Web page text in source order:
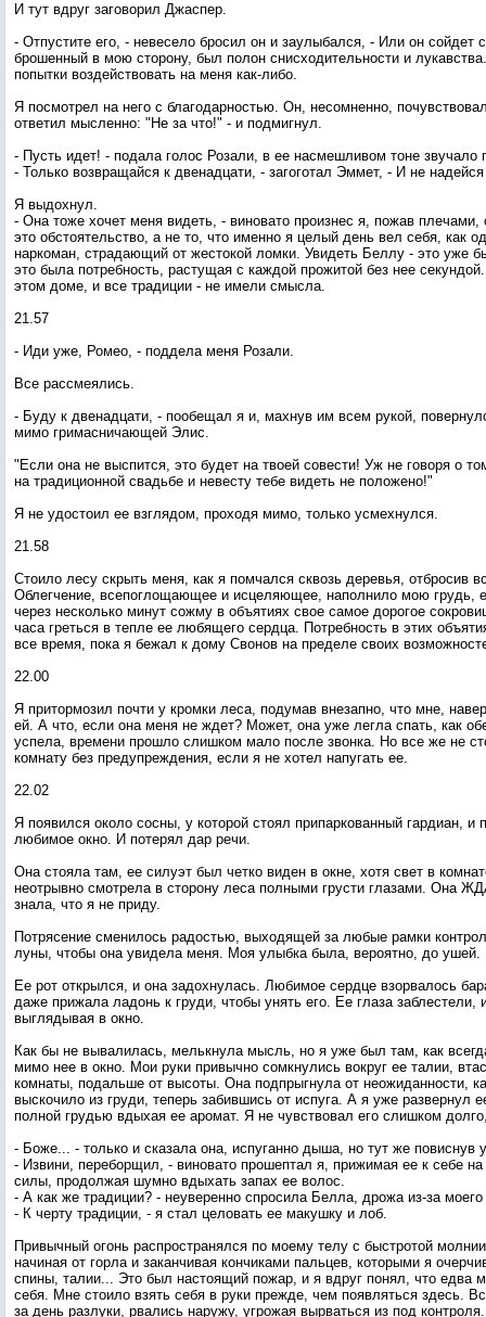
И тут вдруг заговорил Джаспер.
- Отпустите его, - невесело бросил он и заулыбался, - Или он сойдет
брошенный в мою сторону, был полон снисходительности и
попытки воздействовать на меня как-либо.
Я посмотрел на него с благодарностью. Он, несомненно,
ответил мысленно: "Не за что!" - и подмигнул.
- Пусть идет! - подала голос Розали, в ее насмешливом тоне звучало
- Только возвращайся к двенадцати, - загоготал Эммет, - И не надейся
Я выдохнул.
- Она тоже хочет меня видеть, - виновато произнес я, пожав
это обстоятельство, а не то, что именно я целый день вел себя, как
наркоман, страдающий от жестокой ломки. Увидеть Беллу - это уже
это была потребность, растущая с каждой прожитой без нее
этом доме, и все традиции - не имели смысла.
21.57
- Иди уже, Ромео, - поддела меня Розали.
Все рассмеялись.
- Буду к двенадцати, - пообещал я и, махнув им всем рукой,
мимо гримасничающей Элис.
"Если она не выспится, это будет на твоей совести! Уж не говоря о
на традиционной свадьбе и невесту тебе видеть не положено!"
Я не удостоил ее взглядом, проходя мимо, только усмехнулся.
21.58
Стоило лесу скрыть меня, как я помчался сквозь деревья, отбросив
Облегчение, всепоглощающее и исцеляющее, наполнило мою грудь,
через несколько минут сожму в объятиях свое самое дорогое
часа греться в тепле ее любящего сердца. Потребность в этих
все время, пока я бежал к дому Свонов на пределе своих
22.00
Я притормозил почти у кромки леса, подумав внезапно, что мне,
ей. А что, если она меня не ждет? Может, она уже легла спать, как
успела, времени прошло слишком мало после звонка. Но все же не
комнату без предупреждения, если я не хотел напугать ее.
22.02
Я появился около сосны, у которой стоял припаркованный гардиан, и
любимое окно. И потерял дар речи.
Она стояла там, ее силуэт был четко виден в окне, хотя свет в
неотрывно смотрела в сторону леса полными грусти глазами. Она
знала, что я не приду.
Потрясение сменилось радостью, выходящей за любые рамки
луны, чтобы она увидела меня. Моя улыбка была, вероятно, до ушей.
Ее рот открылся, и она задохнулась. Любимое сердце взорвалось
даже прижала ладонь к груди, чтобы унять его. Ее глаза заблестели,
выглядывая в окно.
Как бы не вывалилась, мелькнула мысль, но я уже был там, как
мимо нее в окно. Мои руки привычно сомкнулись вокруг ее талии,
комнаты, подальше от высоты. Она подпрыгнула от неожиданности,
выскочило из груди, теперь забившись от испуга. А я уже развернул
полной грудью вдыхая ее аромат. Я не чувствовал его слишком
- Боже... - только и сказала она, испуганно дыша, но тут же повиснув
- Извини, переборщил, - виновато прошептал я, прижимая ее к себе на
силы, продолжая шумно вдыхать запах ее волос.
- А как же традиции? - неуверенно спросила Белла, дрожа из-за моего
- К черту традиции, - я стал целовать ее макушку и лоб.
Привычный огонь распространялся по моему телу с быстротой
начиная от горла и заканчивая кончиками пальцев, которыми я
спины, талии... Это был настоящий пожар, и я вдруг понял, что едва
себя. Мне стоило взять себя в руки прежде, чем появляться здесь.
за день разлуки, рвались наружу, угрожая вырваться из под контроля.